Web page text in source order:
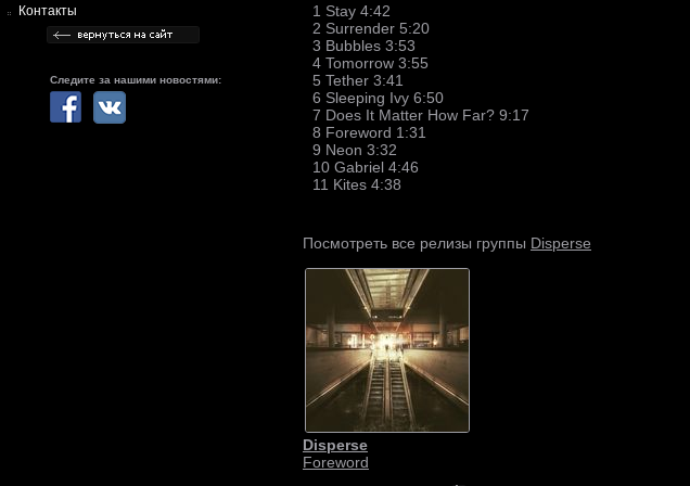
Контакты
Следите за нашими новостями:
1 Stay 4:42
2 Surrender 5:20
3 Bubbles 3:53
4 Tomorrow 3:55
5 Tether 3:41
6 Sleeping Ivy 6:50
7 Does It Matter How Far? 9:17
8 Foreword 1:31
9 Neon 3:32
10 Gabriel 4:46
11 Kites 4:38
Посмотреть все релизы группы Disperse
Disperse
Foreword